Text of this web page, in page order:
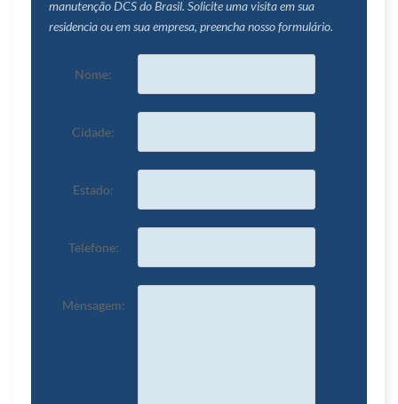
manutenção DCS do Brasil. Solicite uma visita em sua
residencia ou em sua empresa, preencha nosso formulário.
Nome:
Cidade:
Estado:
Telefone:
Mensagem: